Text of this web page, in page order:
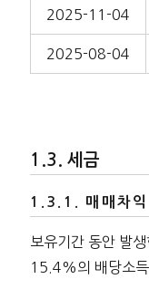
2025-11-04
2025-08-04
세금
매매차익
보유기간 동안 발
15.4%의 배당소득